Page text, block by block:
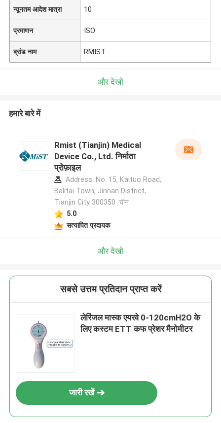
न्यूनतम आदेश मात्रा 10
प्रमाणन ISO
ब्रांड नाम RMIST
और देखो
हमारे बारे में
Rmist (Tianjin) Medical
Device Co., Ltd. निर्माता
प्रोफ़ाइल
Address: No. 15, Kaituo Road,
Balitai Town, Jinnan District,
Tianjin City 300350 ,चीन
5.0
सत्यापित प्रदायक
और देखो
सबसे उत्तम प्रतिदान प्राप्त करें
लेरिंजल मास्क एयरवे 0-120cmH2O के
लिए कस्टम ETT कफ प्रेशर मैनोमीटर
जारी रखें